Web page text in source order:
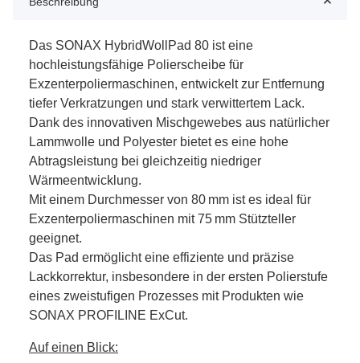
Das SONAX HybridWollPad 80 ist eine
hochleistungsfähige Polierscheibe für
Exzenterpoliermaschinen, entwickelt zur Entfernung
tiefer Verkratzungen und stark verwittertem Lack.
Dank des innovativen Mischgewebes aus natürlicher
Lammwolle und Polyester bietet es eine hohe
Abtragsleistung bei gleichzeitig niedriger
Wärmeentwicklung.
Mit einem Durchmesser von 80 mm ist es ideal für
Exzenterpoliermaschinen mit 75 mm Stützteller
geeignet.
Das Pad ermöglicht eine effiziente und präzise
Lackkorrektur, insbesondere in der ersten Polierstufe
eines zweistufigen Prozesses mit Produkten wie
SONAX PROFILINE ExCut.
Auf einen Blick: